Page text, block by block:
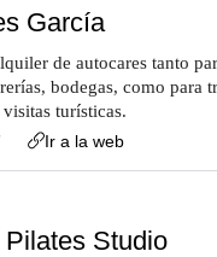
García
de autocares tanto
bodegas, como para
turísticas.
Ir a la web
Studio